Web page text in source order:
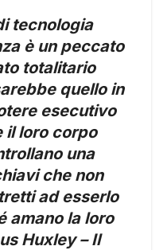
tecnologia
è un peccato
totalitario
quello in
esecutivo
il loro corpo
una
che non
ad esserlo
amano la loro
Huxley – Il